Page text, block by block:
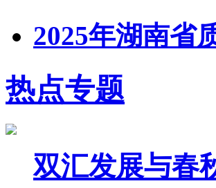
2025年湖南省
热点专题
双汇发展与春